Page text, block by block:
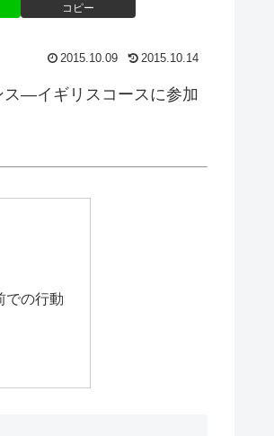
コピー
2015.10.09 2015.10.14
—イギリスコースに参加
での行動